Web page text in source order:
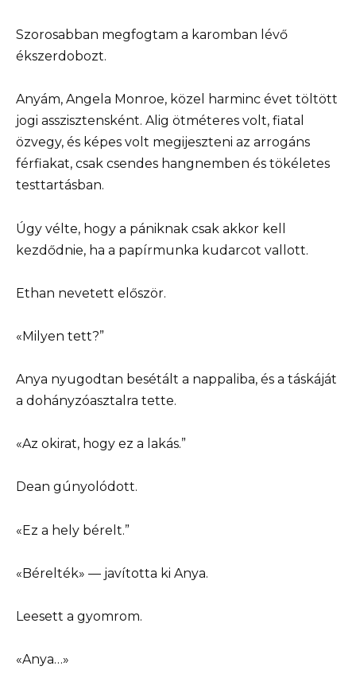
Szorosabban megfogtam a karomban lévő
ékszerdobozt.
Anyám, Angela Monroe, közel harminc évet töltött
jogi asszisztensként. Alig ötméteres volt, fiatal
özvegy, és képes volt megijeszteni az arrogáns
férfiakat, csak csendes hangnemben és tökéletes
testtartásban.
Úgy vélte, hogy a pániknak csak akkor kell
kezdődnie, ha a papírmunka kudarcot vallott.
Ethan nevetett először.
«Milyen tett?”
Anya nyugodtan besétált a nappaliba, és a táskáját
a dohányzóasztalra tette.
«Az okirat, hogy ez a lakás.”
Dean gúnyolódott.
«Ez a hely bérelt.”
«Bérelték» — javította ki Anya.
Leesett a gyomrom.
«Anya…»